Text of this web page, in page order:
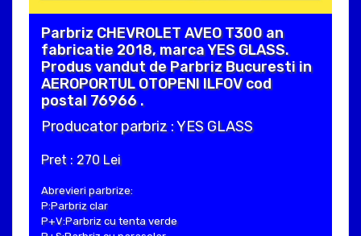
Parbriz CHEVROLET AVEO T300 an
fabricatie 2018, marca YES GLASS.
Produs vandut de Parbriz Bucuresti in
AEROPORTUL OTOPENI ILFOV cod
postal 76966 .
Producator parbriz : YES GLASS
Pret : 270 Lei
Abrevieri parbrize:
P:Parbriz clar
P+V:Parbriz cu tenta verde